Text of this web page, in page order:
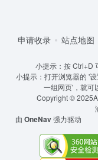
申请收录 站点地图
小提示：按 Ctrl+D
小提示：打开浏览器的 '
一组网页'，就可
Copyright ©
由 OneNav强力驱动